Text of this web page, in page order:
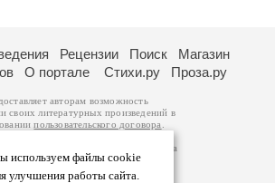
используем файлы cookie
улучшения работы сайта.
Рецензии Поиск
Магазин
О портале Стихи.ру Проза.ру
авторам возможность
своих литературных произведений в
пользовательского договора
произведения принадлежат авторам
. Перепечатка произведений возможна
автора, к которому вы можете
странице. Ответственность за